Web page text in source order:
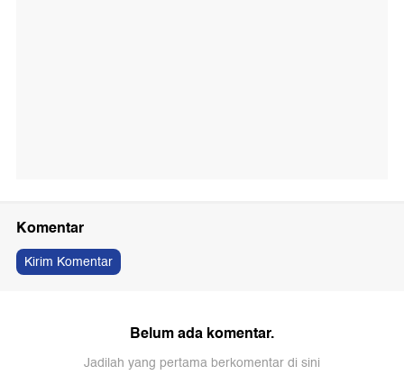
Komentar
Kirim Komentar
Belum ada komentar.
Jadilah yang pertama berkomentar di sini